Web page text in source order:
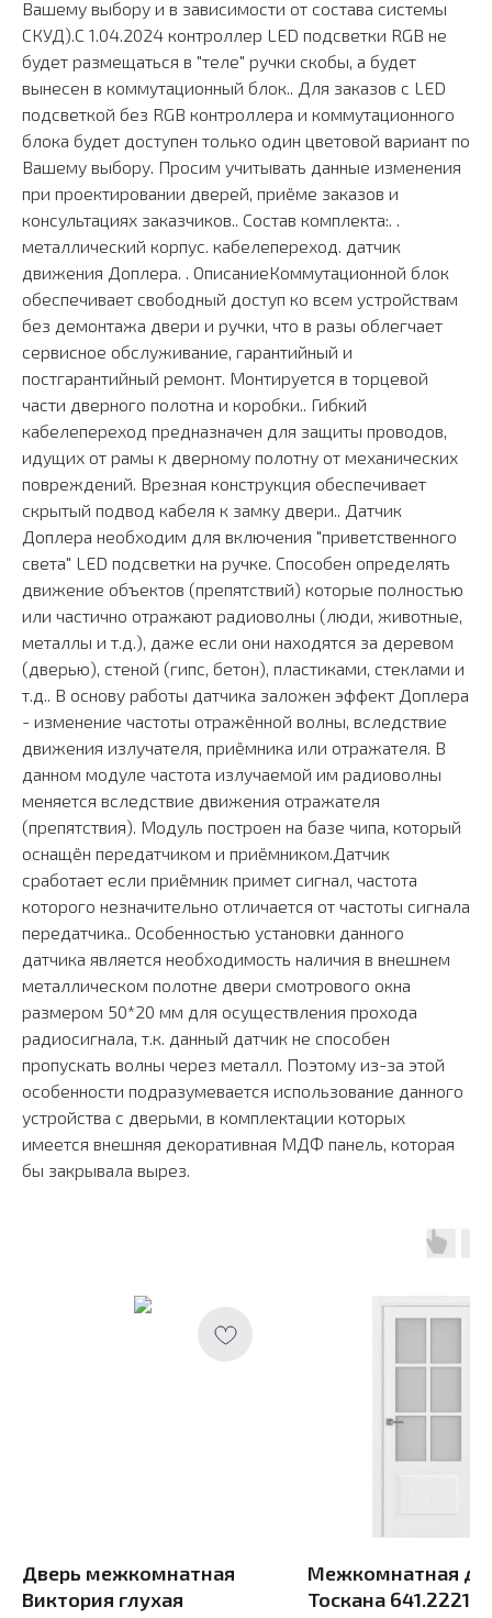
Вашему выбору и в зависимости от состава системы
СКУД).С 1.04.2024 контроллер LED подсветки RGB не
будет размещаться в "теле" ручки скобы, а будет
вынесен в коммутационный блок.. Для заказов с LED
подсветкой без RGB контроллера и коммутационного
блока будет доступен только один цветовой вариант по
Вашему выбору. Просим учитывать данные изменения
при проектировании дверей, приёме заказов и
консультациях заказчиков.. Состав комплекта:. .
металлический корпус. кабелепереход. датчик
движения Доплера. . ОписаниеКоммутационной блок
обеспечивает свободный доступ ко всем устройствам
без демонтажа двери и ручки, что в разы облегчает
сервисное обслуживание, гарантийный и
постгарантийный ремонт. Монтируется в торцевой
части дверного полотна и коробки.. Гибкий
кабелепереход предназначен для защиты проводов,
идущих от рамы к дверному полотну от механических
повреждений. Врезная конструкция обеспечивает
скрытый подвод кабеля к замку двери.. Датчик
Доплера необходим для включения "приветственного
света" LED подсветки на ручке. Способен определять
движение объектов (препятствий) которые полностью
или частично отражают радиоволны (люди, животные,
металлы и т.д.), даже если они находятся за деревом
(дверью), стеной (гипс, бетон), пластиками, стеклами и
т.д.. В основу работы датчика заложен эффект Доплера
- изменение частоты отражённой волны, вследствие
движения излучателя, приёмника или отражателя. В
данном модуле частота излучаемой им радиоволны
меняется вследствие движения отражателя
(препятствия). Модуль построен на базе чипа, который
оснащён передатчиком и приёмником.Датчик
сработает если приёмник примет сигнал, частота
которого незначительно отличается от частоты сигнала
передатчика.. Особенностью установки данного
датчика является необходимость наличия в внешнем
металлическом полотне двери смотрового окна
размером 50*20 мм для осуществления прохода
радиосигнала, т.к. данный датчик не способен
пропускать волны через металл. Поэтому из-за этой
особенности подразумевается использование данного
устройства с дверьми, в комплектации которых
имеется внешняя декоративная МДФ панель, которая
бы закрывала вырез.
Дверь межкомнатная
Виктория глухая
Межкомнатная
Тоскана 641.2221